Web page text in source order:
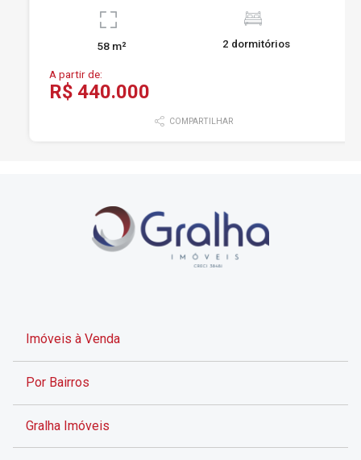
58 m² 2 dormitórios
A partir de:
R$ 440.000
COMPARTILHAR
Imóveis à Venda
Por Bairros
Gralha Imóveis